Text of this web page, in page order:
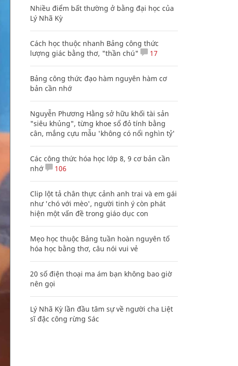
Nhiều điểm bất thường ở bằng đại học của
Lý Nhã Kỳ
Cách học thuộc nhanh Bảng công thức
lượng giác bằng thơ, "thần chú"
17
Bảng công thức đạo hàm nguyên hàm cơ
bản cần nhớ
Nguyễn Phương Hằng sở hữu khối tài sản
"siêu khủng", từng khoe sổ đỏ tính bằng
cân, mắng cựu mẫu 'không có nổi nghìn tỷ'
Các công thức hóa học lớp 8, 9 cơ bản cần
nhớ
106
Clip lột tả chân thực cảnh anh trai và em gái
như 'chó với mèo', người tinh ý còn phát
hiện một vấn đề trong giáo dục con
Mẹo học thuộc Bảng tuần hoàn nguyên tố
hóa học bằng thơ, câu nói vui vẻ
20 số điện thoại ma ám bạn không bao giờ
nên gọi
Lý Nhã Kỳ lần đầu tâm sự về người cha Liệt
sĩ đặc công rừng Sác